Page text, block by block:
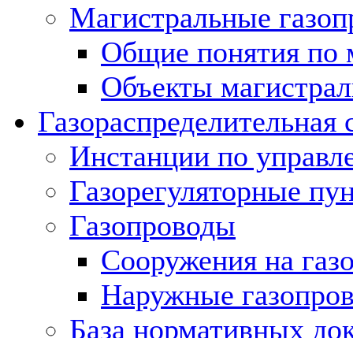
Магистральные
Общие понятия по
Объекты
Газораспределительная
Инстанции по
Газорегуляторные
Газопроводы
Сооружения на
Наружные
База нормативных